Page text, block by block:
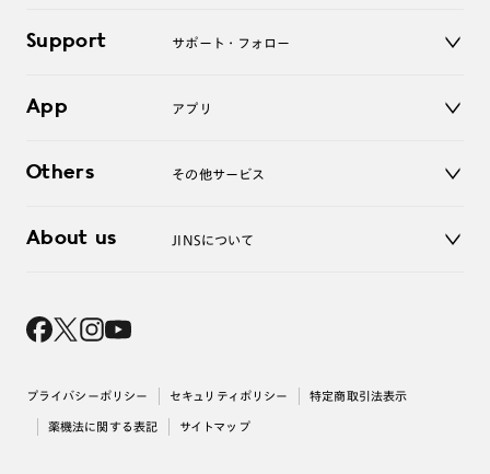
アクセサリー
ログアウト
Support サポート・フォロー
よくあるご質問
お問い合わせ
App アプリ
Others その他サービス
レンズ交換
About us JINSについて
採用情報
出店について
プライバシーポリシー セキュリティポリシー 特定商取引法表示
薬機法に関する表記 サイトマップ